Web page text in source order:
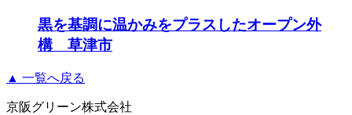
黒を基調に温かみをプラスしたオープン外
構 草津市
▲ 一覧へ戻る
京阪グリーン株式会社